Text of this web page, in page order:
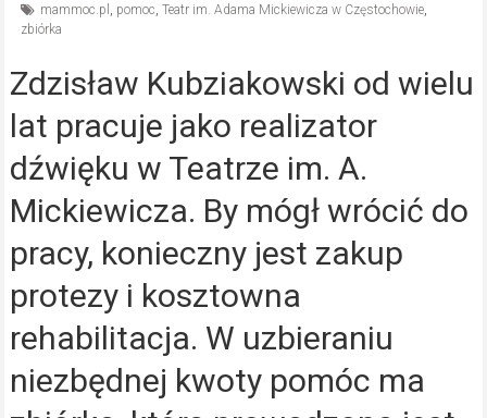
mammoc.pl , pomoc, Teatr im. Adama Mickiewicza w Częstochowie,
zbiórka
Zdzisław Kubziakowski od wielu
lat pracuje jako realizator
dźwięku w Teatrze im. A.
Mickiewicza. By mógł wrócić do
pracy, konieczny jest zakup
protezy i kosztowna
rehabilitacja. W uzbieraniu
niezbędnej kwoty pomóc ma